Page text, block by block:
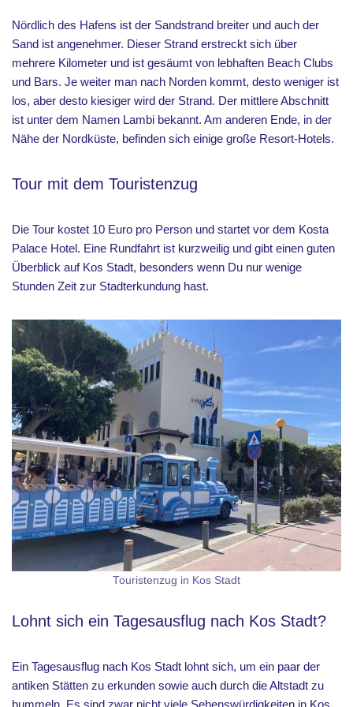
Nördlich des Hafens ist der Sandstrand breiter und auch der
Sand ist angenehmer. Dieser Strand erstreckt sich über
mehrere Kilometer und ist gesäumt von lebhaften Beach Clubs
und Bars. Je weiter man nach Norden kommt, desto weniger ist
los, aber desto kiesiger wird der Strand. Der mittlere Abschnitt
ist unter dem Namen Lambi bekannt. Am anderen Ende, in der
Nähe der Nordküste, befinden sich einige große Resort-Hotels.
Tour mit dem Touristenzug
Die Tour kostet 10 Euro pro Person und startet vor dem Kosta
Palace Hotel. Eine Rundfahrt ist kurzweilig und gibt einen guten
Überblick auf Kos Stadt, besonders wenn Du nur wenige
Stunden Zeit zur Stadterkundung hast.
Touristenzug in Kos Stadt
Lohnt sich ein Tagesausflug nach Kos Stadt?
Ein Tagesausflug nach Kos Stadt lohnt sich, um ein paar der
antiken Stätten zu erkunden sowie auch durch die Altstadt zu
bummeln. Es sind zwar nicht viele Sehenswürdigkeiten in Kos